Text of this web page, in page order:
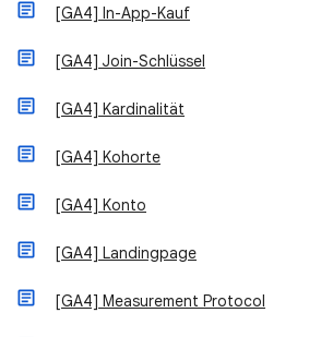
[GA4] In-App-Kauf
[GA4] Join-Schlüssel
[GA4] Kardinalität
[GA4] Kohorte
[GA4] Konto
[GA4] Landingpage
[GA4] Measurement Protocol